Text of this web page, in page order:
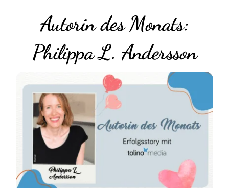
Autorin des Monats:
Philippa L. Andersson